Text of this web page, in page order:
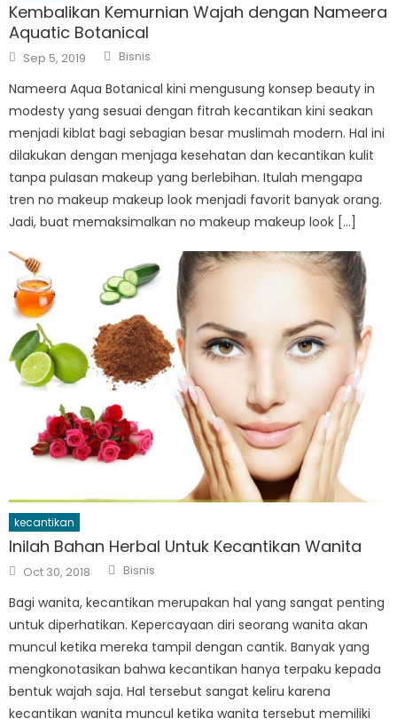
Kembalikan Kemurnian Wajah dengan Nameera
Aquatic Botanical
Posted
on
Sep 5, 2019 Author
Bisnis
Nameera Aqua Botanical kini mengusung konsep beauty in
modesty yang sesuai dengan fitrah kecantikan kini seakan
menjadi kiblat bagi sebagian besar muslimah modern. Hal ini
dilakukan dengan menjaga kesehatan dan kecantikan kulit
tanpa pulasan makeup yang berlebihan. Itulah mengapa
tren no makeup makeup look menjadi favorit banyak orang.
Jadi, buat memaksimalkan no makeup makeup look […]
kecantikan
Inilah Bahan Herbal Untuk Kecantikan Wanita
Posted
on
Oct 30, 2018 Author
Bisnis
Bagi wanita, kecantikan merupakan hal yang sangat penting
untuk diperhatikan. Kepercayaan diri seorang wanita akan
muncul ketika mereka tampil dengan cantik. Banyak yang
mengkonotasikan bahwa kecantikan hanya terpaku kepada
bentuk wajah saja. Hal tersebut sangat keliru karena
kecantikan wanita muncul ketika wanita tersebut memiliki